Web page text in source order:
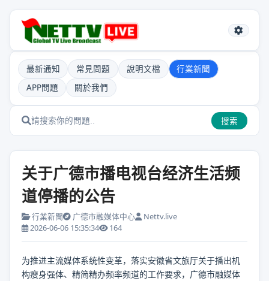
最新通知 常見問題 說明文檔
行業新聞
APP問題
關於我們
搜索
关于广德市播电视台经济生活频
道停播的公告
行業新聞 广德市融媒体中心
Nettv.live
2026-06-06 15:35:34
164
为推进主流媒体系统性变革，落实安徽省文旅厅关于播出机
构瘦身强体、精简精办频率频道的工作要求，广德市融媒体